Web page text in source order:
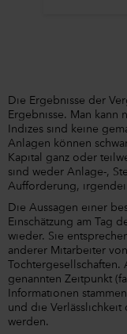
Die Ergebnisse der
Ergebnisse. Man kann
Indizes sind keine
Anlagen können
Kapital ganz oder
sind weder Anlage-,
Aufforderung,
Die Aussagen einer
Einschätzung am Tag
wieder. Sie
anderer Mitarbeiter
genannten Zeitpunkt
Informationen
und die Verlässlichkeit
werden.